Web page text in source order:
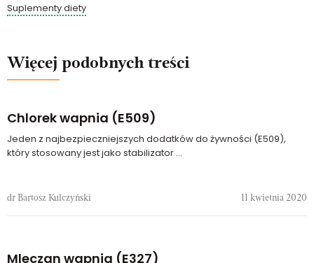
Suplementy diety
Więcej podobnych treści
Chlorek wapnia (E509)
Jeden z najbezpieczniejszych dodatków do żywności (E509),
który stosowany jest jako stabilizator ...
dr Bartosz Kulczyński 11 kwietnia 2020
Mleczan wapnia (E327)